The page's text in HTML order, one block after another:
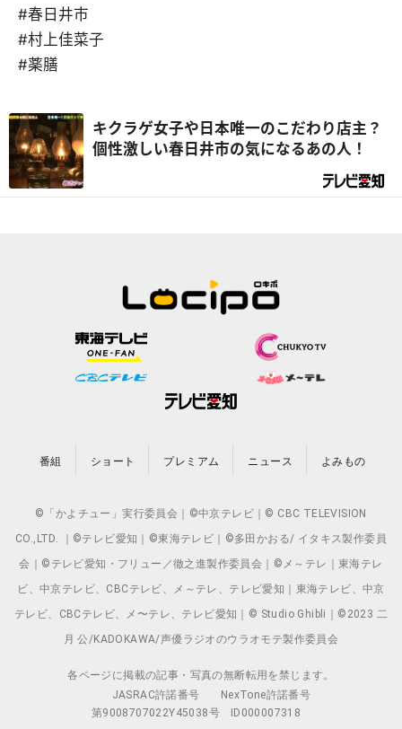
#春日井市
#村上佳菜子
#薬膳
キクラゲ女子や日本唯一のこだわり店主？
個性激しい春日井市の気になるあの人！
番組 ショート プレミアム ニュース よみもの
©「かよチュー」実行委員会｜©中京テレビ｜© CBC TELEVISION
CO.,LTD. ｜©テレビ愛知｜©東海テレビ｜©多田かおる/ イタキス製作委員
会｜©テレビ愛知・フリュー／徹之進製作委員会｜©メ～テレ｜東海テレ
ビ、中京テレビ、CBCテレビ、メ～テレ、テレビ愛知｜東海テレビ、中京
テレビ、CBCテレビ、メ〜テレ、テレビ愛知｜© Studio Ghibli｜©2023 二
月 公/KADOKAWA/声優ラジオのウラオモテ製作委員会
各ページに掲載の記事・写真の無断転用を禁じます。
JASRAC許諾番号
NexTone許諾番号
第9008707022Y45038号
ID000007318